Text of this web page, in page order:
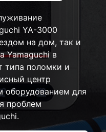
YA-3000
на дом, так и
Yamaguchi в
типа поломки и
центр
оборудованием для
проблем